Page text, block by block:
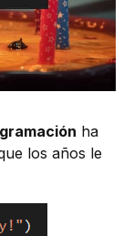
ha
los años le